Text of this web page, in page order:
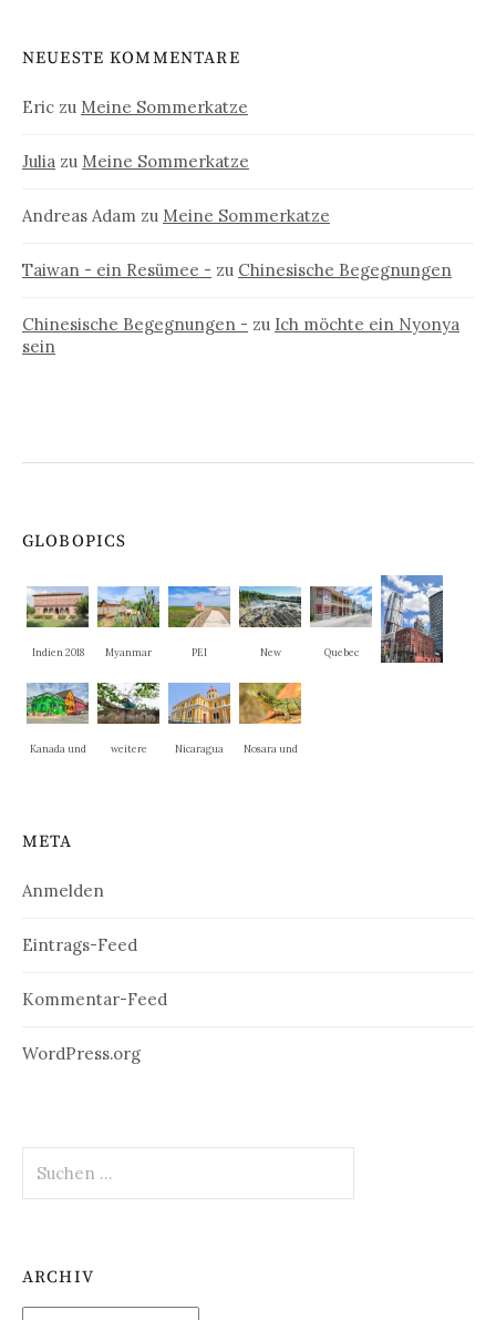
NEUESTE KOMMENTARE
Eric zu Meine Sommerkatze
Julia zu Meine Sommerkatze
Andreas Adam zu Meine Sommerkatze
Taiwan - ein Resümee - zu Chinesische Begegnungen
Chinesische Begegnungen - zu Ich möchte ein Nyonya
sein
GLOBOPICS
Indien 2018 Myanmar PEI
New
Quebec
Kanada und
weitere
Nicaragua
Nosara und
META
Anmelden
Eintrags-Feed
Kommentar-Feed
WordPress.org
nach:
ARCHIV